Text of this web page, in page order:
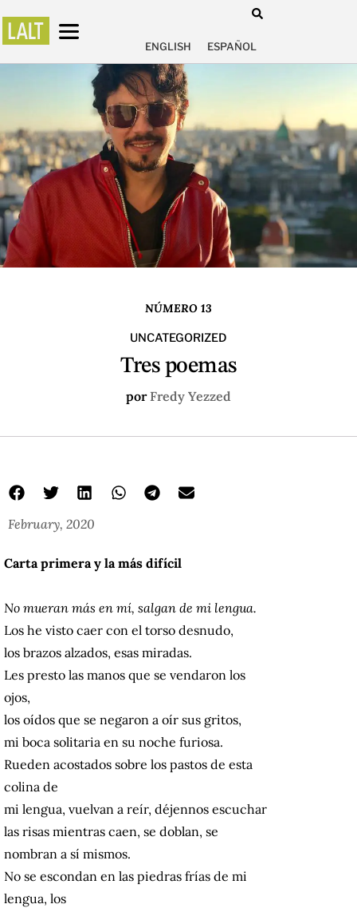
ENGLISH ESPAÑOL
NÚMERO 13
UNCATEGORIZED
Tres poemas
por Fredy Yezzed
February, 2020
Carta primera y la más difícil
No mueran más en mí, salgan de mi lengua.
Los he visto caer con el torso desnudo,
los brazos alzados, esas miradas.
Les presto las manos que se vendaron los
ojos,
los oídos que se negaron a oír sus gritos,
mi boca solitaria en su noche furiosa.
Rueden acostados sobre los pastos de esta
colina de
mi lengua, vuelvan a reír, déjennos escuchar
las risas mientras caen, se doblan, se
nombran a sí mismos.
No se escondan en las piedras frías de mi
lengua, los